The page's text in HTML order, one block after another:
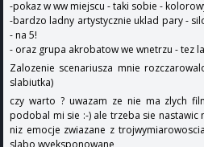
-pokaz w ww miejscu - taki sobie -
-bardzo ladny artystycznie uklad pary -
- na 5!
- oraz grupa akrobatow we wnetrzu - tez
Zalozenie scenariusza mnie
slabiutka)
czy warto ? uwazam ze nie ma zlych
podobal mi sie :-) ale trzeba sie nastawic
niz emocje zwiazane z